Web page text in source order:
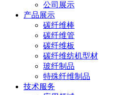
公司展示
产品展示
碳纤维棒
碳纤维管
碳纤维板
碳纤维纺机型材
玻纤制品
特殊纤维制品
技术服务